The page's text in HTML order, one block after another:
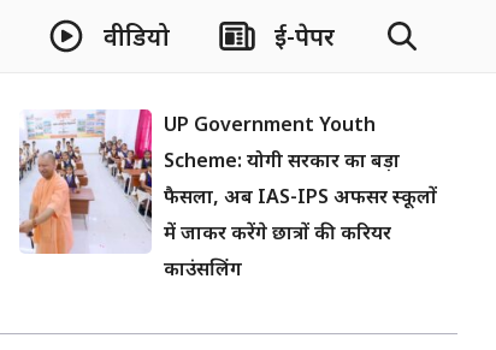
वीडियो ई-पेपर
UP Government Youth
Scheme: योगी सरकार का बड़ा
फैसला, अब IAS-IPS अफसर स्कूलों
में जाकर करेंगे छात्रों की करियर
काउंसलिंग